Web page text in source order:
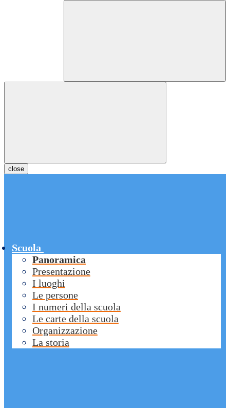
close
Scuola
Panoramica
Presentazione
I luoghi
Le persone
I numeri della scuola
Le carte della scuola
Organizzazione
La storia